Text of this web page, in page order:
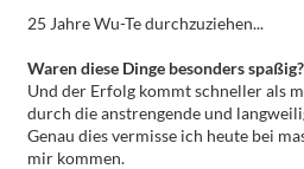
25 Jahre Wu-Te durchzuziehen...
Waren diese Dinge besonders spaßig?
Und der Erfolg kommt schneller als
durch die anstrengende und
Genau dies vermisse ich heute bei
mir kommen.